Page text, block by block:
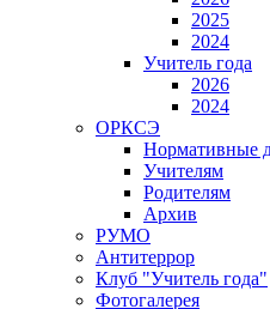
2025
2024
Учитель года
2026
2024
ОРКСЭ
Нормативные
Учителям
Родителям
Архив
РУМО
Антитеррор
Клуб "Учитель года"
Фотогалерея